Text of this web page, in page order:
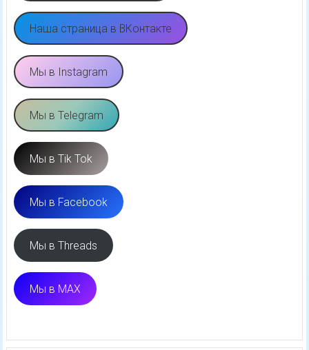
Наша страница в ВКонтакте
Мы в Instagram
Мы в Telegram
Мы в Tik Tok
Мы в Facebook
Мы в Threads
Мы в MAX